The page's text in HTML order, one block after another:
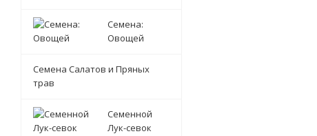
Семена:
Овощей
Семена Салатов и Пряных
трав
Семенной
Лук-севок